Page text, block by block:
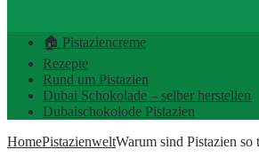
🏠 Pistaziencreme
Rezepte
Rund um Pistazien
Dubai Schokolade – selber herstellen
Dubaischokolode Pistazien
HomePistazienweltWarum sind Pistazien so